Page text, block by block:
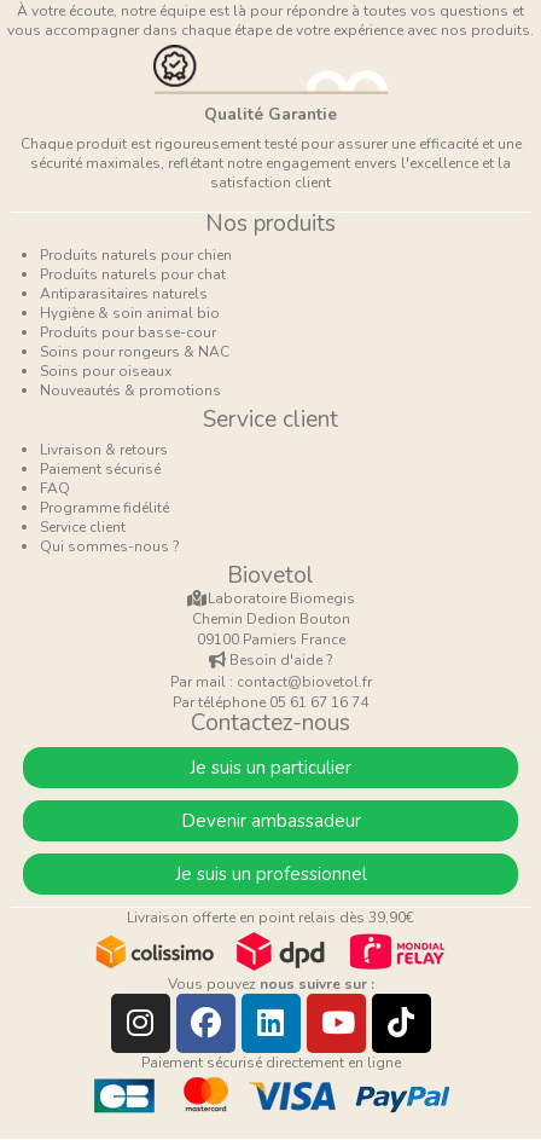
À votre écoute, notre équipe est là pour répondre à toutes vos questions et
vous accompagner dans chaque étape de votre expérience avec nos produits.
Qualité Garantie
Chaque produit est rigoureusement testé pour assurer une efficacité et une
sécurité maximales, reflétant notre engagement envers l'excellence et la
satisfaction client
Nos produits
Produits naturels pour chien
Produits naturels pour chat
Antiparasitaires naturels
Hygiène & soin animal bio
Produits pour basse-cour
Soins pour rongeurs & NAC
Soins pour oiseaux
Nouveautés & promotions
Service client
Livraison & retours
Paiement sécurisé
FAQ
Programme fidélité
Service client
Qui sommes-nous ?
Biovetol
Laboratoire Biomegis
Chemin Dedion Bouton
09100 Pamiers France
Besoin d'aide ?
Par mail : contact@biovetol.fr
Par téléphone 05 61 67 16 74
Contactez-nous
Je suis un particulier
Devenir ambassadeur
Je suis un professionnel
Livraison offerte en point relais dès 39,90€
Vous pouvez nous suivre sur :
Paiement sécurisé directement en ligne